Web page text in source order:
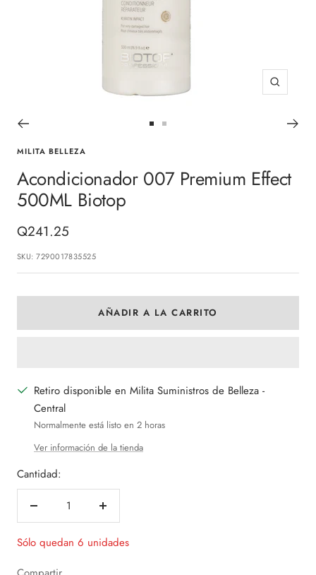
Zoom
diapositiva
diapositiva
MILITA BELLEZA
Acondicionador 007 Premium Effect
500ML Biotop
Precio
de
venta
Q241.25
SKU:7290017835525
AÑADIR A LA CARRITO
Retiro disponible en Milita Suministros de Belleza -
Central
Normalmente está listo en 2 horas
Ver información de la tienda
Cantidad:
Decrecer
Aumentar
Sólo quedan 6 unidades